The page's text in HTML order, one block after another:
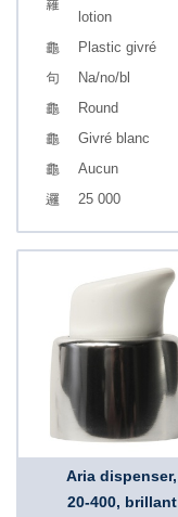
lotion
Plastic givré
Na/no/bl
Round
Givré blanc
Aucun
25 000
Aria dispenser,
20-400, brillant